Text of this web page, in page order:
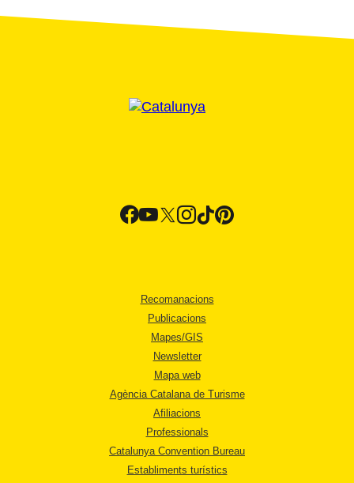
Recomanacions
Publicacions
Mapes/GIS
Newsletter
Mapa web
Agència Catalana de Turisme
Afiliacions
Professionals
Catalunya Convention Bureau
Establiments turístics